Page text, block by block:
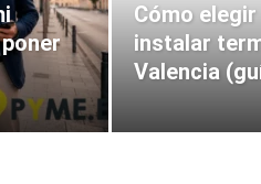
Cómo
instalar
Valencia